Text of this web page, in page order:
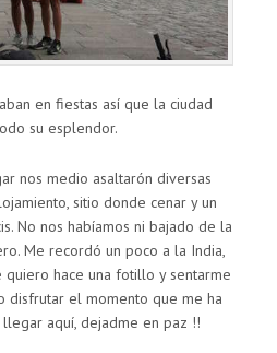
en fiestas así que la ciudad
su esplendor.
nos medio asaltarón diversas
sitio donde cenar y un
No nos habíamos ni bajado de la
Me recordó un poco a la India,
quiero hace una fotillo y sentarme
disfrutar el momento que me ha
aquí, dejadme en paz !!